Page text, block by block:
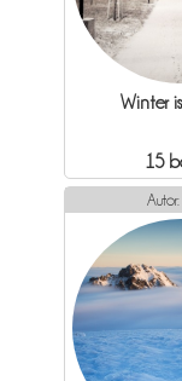
Winter
15
Autor: